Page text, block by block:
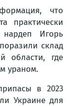
что
практически
Игорь
склад
области, где
ураном.
в 2023
Украине для